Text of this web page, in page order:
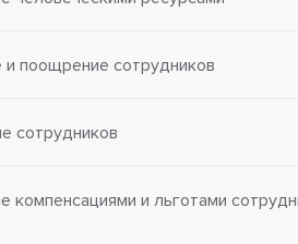
и поощрение сотрудников
сотрудников
компенсациями и льготами